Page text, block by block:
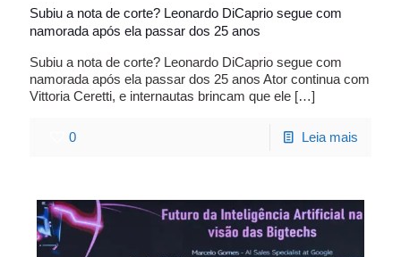
Subiu a nota de corte? Leonardo DiCaprio segue com
namorada após ela passar dos 25 anos
Subiu a nota de corte? Leonardo DiCaprio segue com
namorada após ela passar dos 25 anos Ator continua com
Vittoria Ceretti, e internautas brincam que ele […]
0 Leia mais